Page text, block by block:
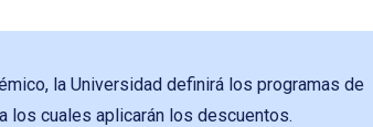
la Universidad definirá los programas de
los cuales aplicarán los descuentos.